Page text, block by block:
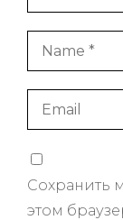
Сохранить
этом